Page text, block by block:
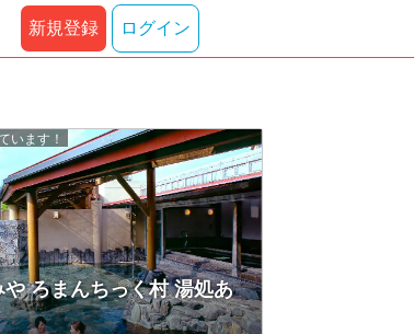
新規登録 ログイン
ろまんちっく村 湯処あ
います！